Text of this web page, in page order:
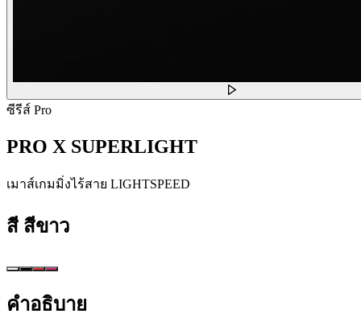
ซีรีส์ Pro
PRO X SUPERLIGHT
เมาส์เกมมิ่งไร้สาย LIGHTSPEED
สี สีขาว
คำอธิบาย